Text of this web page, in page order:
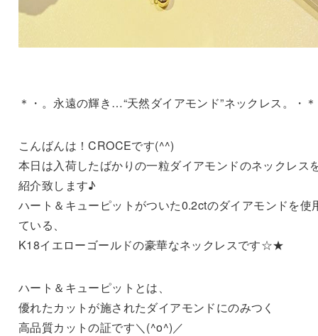
＊・。永遠の輝き…“天然ダイアモンド”ネックレス。・＊
こんばんは！CROCEです(^^)
本日は入荷したばかりの一粒ダイアモンドのネックレス
紹介致します♪
ハート＆キューピットがついた0.2ctのダイアモンドを使
ている、
K18イエローゴールドの豪華なネックレスです☆★
ハート＆キューピットとは、
優れたカットが施されたダイアモンドにのみつく
高品質カットの証です＼(^o^)／